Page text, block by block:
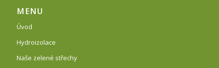
MENU
Úvod
Hydroizolace
Naše zelené střechy